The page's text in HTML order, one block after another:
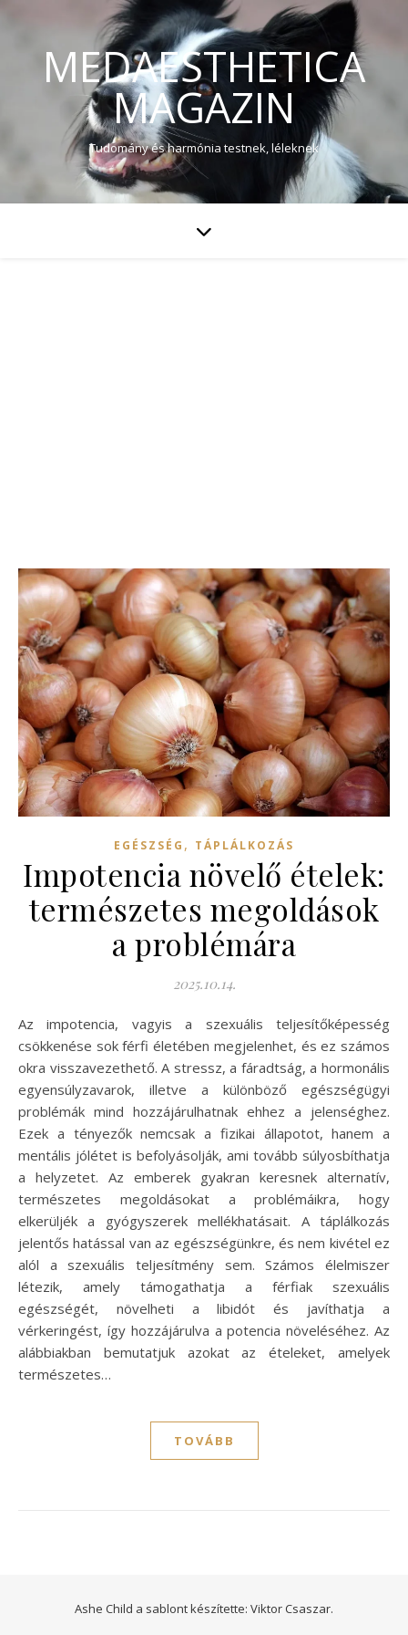
MEDAESTHETICA
MAGAZIN
Tudomány és harmónia testnek, léleknek
EGÉSZSÉG , TÁPLÁLKOZÁS
Impotencia növelő ételek:
természetes megoldások
a problémára
2025.10.14.
Az impotencia, vagyis a szexuális teljesítőképesség
csökkenése sok férfi életében megjelenhet, és ez számos
okra visszavezethető. A stressz, a fáradtság, a hormonális
egyensúlyzavarok, illetve a különböző egészségügyi
problémák mind hozzájárulhatnak ehhez a jelenséghez.
Ezek a tényezők nemcsak a fizikai állapotot, hanem a
mentális jólétet is befolyásolják, ami tovább súlyosbíthatja
a helyzetet. Az emberek gyakran keresnek alternatív,
természetes megoldásokat a problémáikra, hogy
elkerüljék a gyógyszerek mellékhatásait. A táplálkozás
jelentős hatással van az egészségünkre, és nem kivétel ez
alól a szexuális teljesítmény sem. Számos élelmiszer
létezik, amely támogathatja a férfiak szexuális
egészségét, növelheti a libidót és javíthatja a
vérkeringést, így hozzájárulva a potencia növeléséhez. Az
alábbiakban bemutatjuk azokat az ételeket, amelyek
természetes…
TOVÁBB
Ashe Child a sablont készítette: Viktor Csaszar.